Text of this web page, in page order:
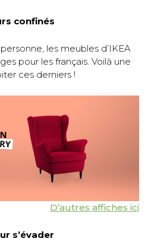
confinés
les meubles d’IKEA
pour les français. Voilà une
ces derniers !
D’autres affiches ici
s’évader